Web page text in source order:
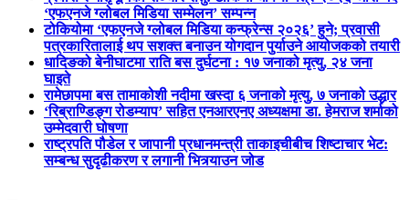
‘एफएनजे ग्लोबल मिडिया सम्मेलन’ सम्पन्न
टोकियोमा ‘एफएनजे ग्लोबल मिडिया कन्फ्रेन्स २०२६’ हुने; प्रवासी
पत्रकारितालाई थप सशक्त बनाउन योगदान पुर्याउने आयोजकको तयारी
धादिङको बेनीघाटमा राति बस दुर्घटना : १७ जनाको मृत्यु, २४ जना
घाइते
रामेछापमा बस तामाकोशी नदीमा खस्दा ६ जनाको मृत्यु, ७ जनाको उद्धार
‘रिब्राण्डिङ्ग रोडम्याप’ सहित एनआरएनए अध्यक्षमा डा. हेमराज शर्माको
उम्मेदवारी घोषणा
राष्ट्रपति पौडेल र जापानी प्रधानमन्त्री ताकाइचीबीच शिष्टाचार भेट:
सम्बन्ध सुदृढीकरण र लगानी भित्र्याउन जोड